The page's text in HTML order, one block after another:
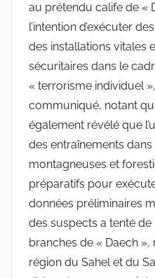
au prétendu calife de «
l’intention d’exécuter
des installations vitales
sécuritaires dans le
« terrorisme individuel
communiqué, notant
également révélé que
des entraînements dans
montagneuses et
préparatifs pour
données préliminaires
des suspects a tenté de
branches de « Daech
région du Sahel et du